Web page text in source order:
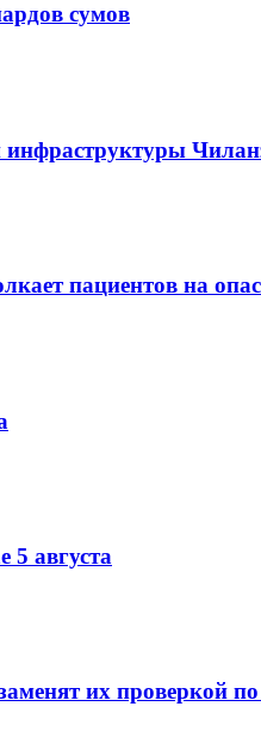
сумов
инфраструктуры
пациентов на
5 августа
их проверкой